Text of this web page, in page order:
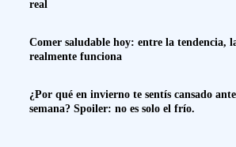
real
Comer saludable hoy: entre la tendencia,
realmente funciona
¿Por qué en invierno te sentís cansado
semana? Spoiler: no es solo el frío.